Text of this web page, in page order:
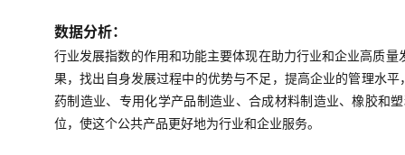
数据分析：
行业发展指数的作用和功能主要体现在助力行业和企业高质
果，找出自身发展过程中的优势与不足，提高企业的管理水
药制造业、专用化学产品制造业、合成材料制造业、橡胶和
位，使这个公共产品更好地为行业和企业服务。